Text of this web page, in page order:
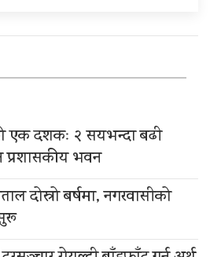
एक दशकः २ सयभन्दा बढी
प्रशासकीय भवन
दोस्रो बर्षमा, नगरवासीको